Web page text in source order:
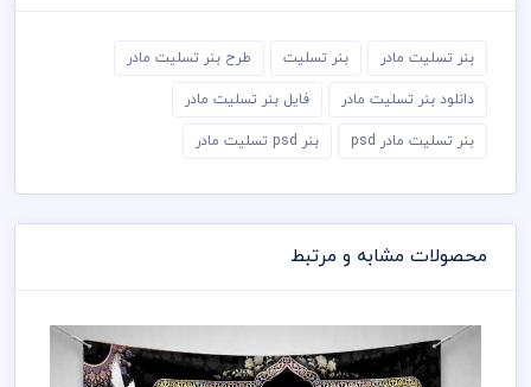
بنر تسلیت مادر بنر تسلیت طرح بنر تسلیت مادر
دانلود بنر تسلیت مادر فایل بنر تسلیت مادر
بنر تسلیت مادر psd بنر psd تسلیت مادر
محصولات مشابه و مرتبط